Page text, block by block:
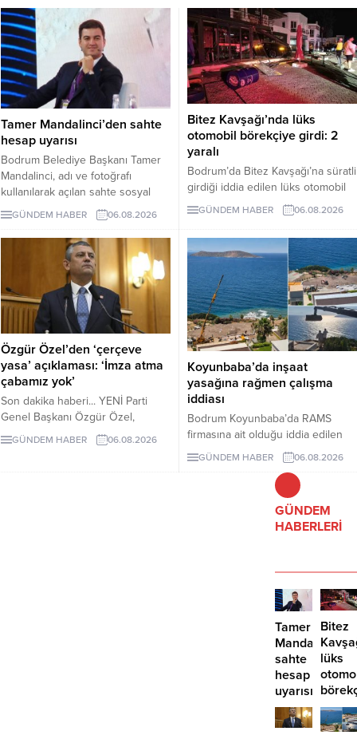
Tamer Mandalinci’den sahte
hesap uyarısı
Bodrum Belediye Başkanı Tamer
Mandalinci, adı ve fotoğrafı
kullanılarak açılan sahte sosyal
medya hesaplarına karşı uyarıda
bulundu. Mandalinci, tek resmî
hesabının @tamermandalinci
olduğunu açıkladı.
GÜNDEM HABER 06.08.2026
Bitez Kavşağı’nda lüks
otomobil börekçiye girdi: 2
yaralı
Bodrum’da Bitez Kavşağı’na süratli
girdiği iddia edilen lüks otomobil
börekçiye girdi. Kazada sürücü ve
GÜNDEM HABER 06.08.2026
Özgür Özel’den ‘çerçeve
yasa’ açıklaması: ‘İmza atma
çabamız yok’
Son dakika haberi... YENİ Parti
Genel Başkanı Özgür Özel,
çerçeve yasanın özensiz
hazırlandığını vurgulayarak "İmza
GÜNDEM HABER 06.08.2026
Koyunbaba’da inşaat
yasağına rağmen çalışma
iddiası
Bodrum Koyunbaba’da RAMS
firmasına ait olduğu iddia edilen
alanda, inşaat yasağı döneminde
peyzaj, yol yapımı ve satıh
düzeltme çalışmaları yapıldığı ileri
GÜNDEM HABER 06.08.2026
GÜNDEM
HABERLERİ
Tamer
sahte
hesap
uyarısı
Bitez
lüks
girdi:
2